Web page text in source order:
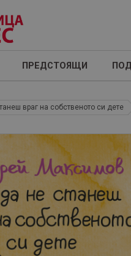
ПРЕДСТОЯЩИ
враг на собственото си дете